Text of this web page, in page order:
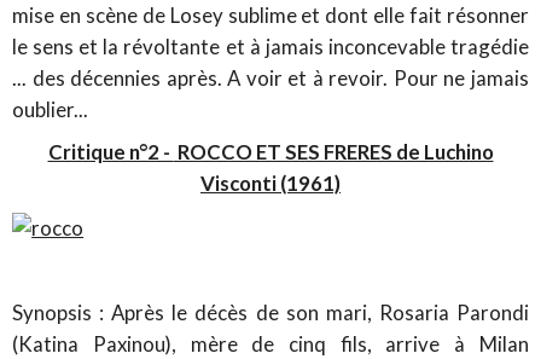
mise en scène de Losey sublime et dont elle fait résonner
le sens et la révoltante et à jamais inconcevable tragédie
... des décennies après. A voir et à revoir. Pour ne jamais
oublier...
Critique n°2 - ROCCO ET SES FRERES de Luchino
Visconti (1961)
Synopsis : Après le décès de son mari, Rosaria Parondi
(Katina Paxinou), mère de cinq fils, arrive à Milan